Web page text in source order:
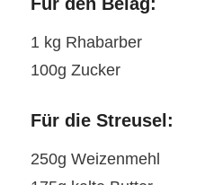
1 kg Rhabarber
100g Zucker
Für die Streusel:
250g Weizenmehl